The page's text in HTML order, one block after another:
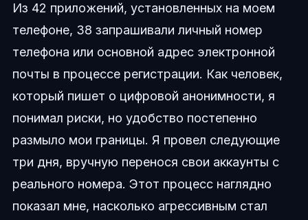
Из 42 приложений, установленных на моем
телефоне, 38 запрашивали личный номер
телефона или основной адрес электронной
почты в процессе регистрации. Как человек,
который пишет о цифровой анонимности, я
понимал риски, но удобство постепенно
размыло мои границы. Я провел следующие
три дня, вручную перенося свои аккаунты с
реального номера. Этот процесс наглядно
показал мне, насколько агрессивным стал